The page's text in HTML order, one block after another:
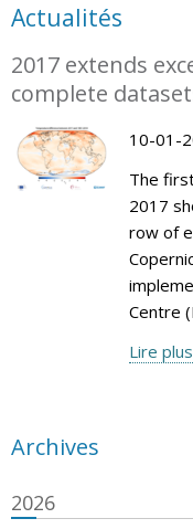
Actualités
2017 extends
complete
10-01-
The
2017
row of
Centre
Lire plus
Archives
2026